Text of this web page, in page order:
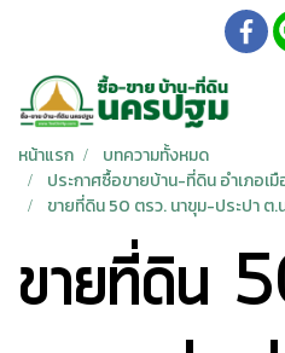
หน้าแรก
บทความทั้งหมด
ประกาศซื้อขายบ้าน-ที่ดิน อำเภอเ
ขายที่ดิน 50 ตรว. นาขุม-ประปา ต
ขายที่ดิน